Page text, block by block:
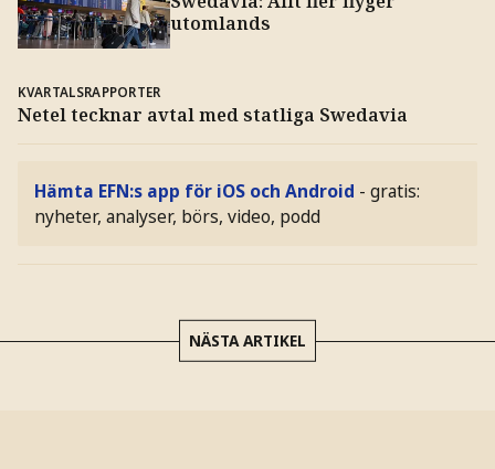
utomlands
KVARTALSRAPPORTER
Netel tecknar avtal med statliga Swedavia
Hämta EFN:s app för iOS och Android - gratis:
nyheter, analyser, börs, video, podd
NÄSTA ARTIKEL